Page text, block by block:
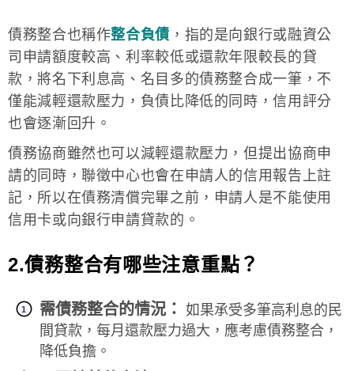
債務整合也稱作整合負債 ，指的是向銀行或融資公
司申請額度較高、利率較低或還款年限較長的貸
款，將名下利息高、名目多的債務整合成一筆，不
僅能減輕還款壓力，負債比降低的同時，信用評分
也會逐漸回升。
債務協商雖然也可以減輕還款壓力，但提出協商申
請的同時，聯徵中心也會在申請人的信用報告上註
記，所以在債務清償完畢之前，申請人是不能使用
信用卡或向銀行申請貸款的。
2.債務整合有哪些注意重點？
需債務整合的情況： 如果承受多筆高利息的民
間貸款，每月還款壓力過大，應考慮債務整合，
降低負擔。